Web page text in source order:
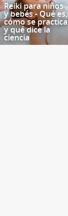
Reiki para niños
y bebés - Qué es,
cómo se practica
y qué dice la
ciencia